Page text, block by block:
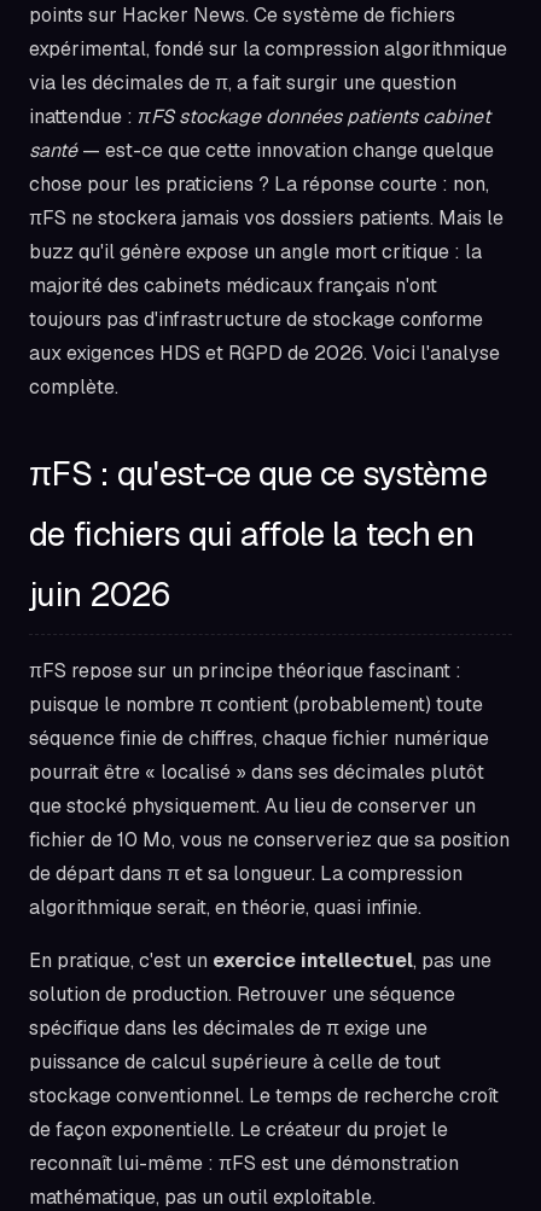
points sur Hacker News. Ce système de fichiers
expérimental, fondé sur la compression algorithmique
via les décimales de π, a fait surgir une question
inattendue : πFS stockage données patients cabinet
santé— est-ce que cette innovation change quelque
chose pour les praticiens ? La réponse courte : non,
πFS ne stockera jamais vos dossiers patients. Mais le
buzz qu'il génère expose un angle mort critique : la
majorité des cabinets médicaux français n'ont
toujours pas d'infrastructure de stockage conforme
aux exigences HDS et RGPD de 2026. Voici l'analyse
complète.
πFS : qu'est-ce que ce système
de fichiers qui affole la tech en
juin 2026
πFS repose sur un principe théorique fascinant :
puisque le nombre π contient (probablement) toute
séquence finie de chiffres, chaque fichier numérique
pourrait être « localisé » dans ses décimales plutôt
que stocké physiquement. Au lieu de conserver un
fichier de 10 Mo, vous ne conserveriez que sa position
de départ dans π et sa longueur. La compression
algorithmique serait, en théorie, quasi infinie.
En pratique, c'est un exercice intellectuel, pas une
solution de production. Retrouver une séquence
spécifique dans les décimales de π exige une
puissance de calcul supérieure à celle de tout
stockage conventionnel. Le temps de recherche croît
de façon exponentielle. Le créateur du projet le
reconnaît lui-même : πFS est une démonstration
mathématique, pas un outil exploitable.